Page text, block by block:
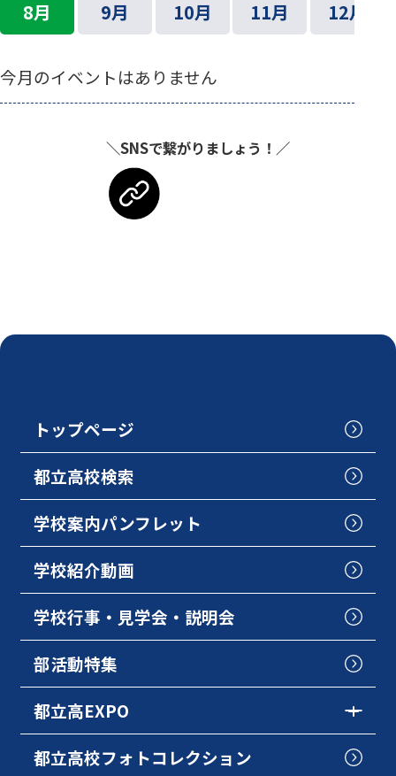
8月 9月 10月 11月 12月
今月のイベントはありません
＼SNSで繋がりましょう！／
トップページ
都立高校検索
学校案内パンフレット
学校紹介動画
学校行事・見学会・説明会
部活動特集
都立高EXPO
都立高校フォトコレクション